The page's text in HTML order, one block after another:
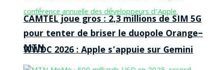
WWDC 2026 : Apple s’appuie sur Gemini
CAMTEL joue gros : 2,3 millions de SIM 5G
pour tenter de briser le duopole Orange–
MTN